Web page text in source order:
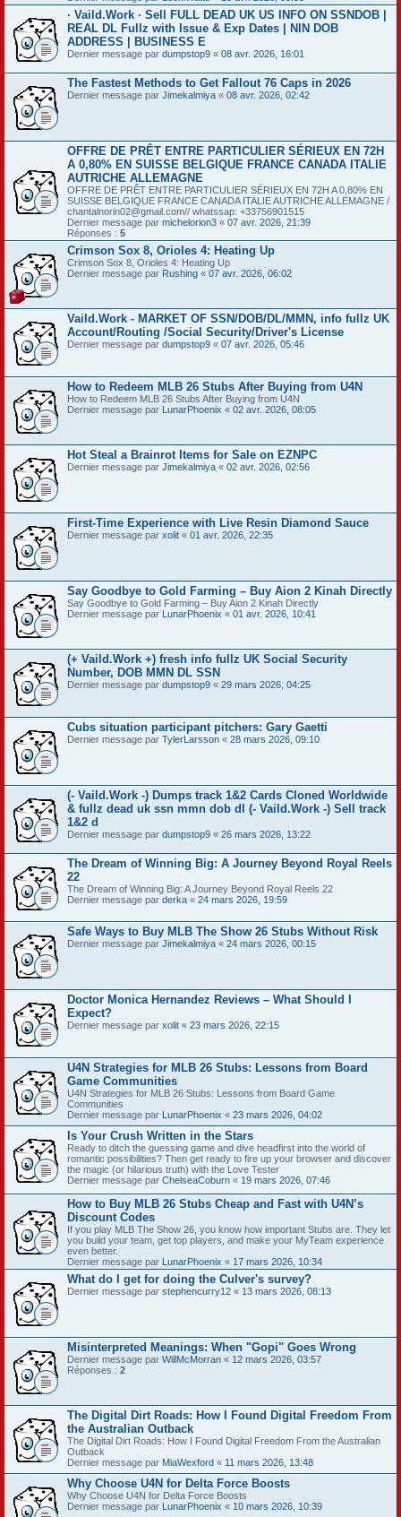
· Vaild.Work · Sell FULL DEAD UK US INFO ON SSNDOB |
REAL DL Fullz with Issue & Exp Dates | NIN DOB
ADDRESS | BUSINESS E
Dernier message par dumpstop9 « 08 avr. 2026, 16:01
The Fastest Methods to Get Fallout 76 Caps in 2026
Dernier message par Jimekalmiya « 08 avr. 2026, 02:42
OFFRE DE PRÊT ENTRE PARTICULIER SÉRIEUX EN 72H
A 0,80% EN SUISSE BELGIQUE FRANCE CANADA ITALIE
AUTRICHE ALLEMAGNE
OFFRE DE PRÊT ENTRE PARTICULIER SÉRIEUX EN 72H A 0,80% EN
SUISSE BELGIQUE FRANCE CANADA ITALIE AUTRICHE ALLEMAGNE /
chantalnorin02@gmail.com// whatssap: +33756901515
Dernier message par michelorion3 « 07 avr. 2026, 21:39
Réponses : 5
Crimson Sox 8, Orioles 4: Heating Up
Crimson Sox 8, Orioles 4: Heating Up
Dernier message par Rushing « 07 avr. 2026, 06:02
Vaild.Work - MARKET OF SSN/DOB/DL/MMN, info fullz UK
Account/Routing /Social Security/Driver's License
Dernier message par dumpstop9 « 07 avr. 2026, 05:46
How to Redeem MLB 26 Stubs After Buying from U4N
How to Redeem MLB 26 Stubs After Buying from U4N
Dernier message par LunarPhoenix « 02 avr. 2026, 08:05
Hot Steal a Brainrot Items for Sale on EZNPC
Dernier message par Jimekalmiya « 02 avr. 2026, 02:56
First-Time Experience with Live Resin Diamond Sauce
Dernier message par xolit « 01 avr. 2026, 22:35
Say Goodbye to Gold Farming – Buy Aion 2 Kinah Directly
Say Goodbye to Gold Farming – Buy Aion 2 Kinah Directly
Dernier message par LunarPhoenix « 01 avr. 2026, 10:41
(+ Vaild.Work +) fresh info fullz UK Social Security
Number, DOB MMN DL SSN
Dernier message par dumpstop9 « 29 mars 2026, 04:25
Cubs situation participant pitchers: Gary Gaetti
Dernier message par TylerLarsson « 28 mars 2026, 09:10
(- Vaild.Work -) Dumps track 1&2 Cards Cloned Worldwide
& fullz dead uk ssn mmn dob dl (- Vaild.Work -) Sell track
1&2 d
Dernier message par dumpstop9 « 26 mars 2026, 13:22
The Dream of Winning Big: A Journey Beyond Royal Reels
22
The Dream of Winning Big: A Journey Beyond Royal Reels 22
Dernier message par derka « 24 mars 2026, 19:59
Safe Ways to Buy MLB The Show 26 Stubs Without Risk
Dernier message par Jimekalmiya « 24 mars 2026, 00:15
Doctor Monica Hernandez Reviews – What Should I
Expect?
Dernier message par xolit « 23 mars 2026, 22:15
U4N Strategies for MLB 26 Stubs: Lessons from Board
Game Communities
U4N Strategies for MLB 26 Stubs: Lessons from Board Game
Communities
Dernier message par LunarPhoenix « 23 mars 2026, 04:02
Is Your Crush Written in the Stars
Ready to ditch the guessing game and dive headfirst into the world of
romantic possibilities? Then get ready to fire up your browser and discover
the magic (or hilarious truth) with the Love Tester
Dernier message par ChelseaCoburn « 19 mars 2026, 07:46
How to Buy MLB 26 Stubs Cheap and Fast with U4N’s
Discount Codes
If you play MLB The Show 26, you know how important Stubs are. They let
you build your team, get top players, and make your MyTeam experience
even better.
Dernier message par LunarPhoenix « 17 mars 2026, 10:34
What do I get for doing the Culver's survey?
Dernier message par stephencurry12 « 13 mars 2026, 08:13
Misinterpreted Meanings: When "Gopi" Goes Wrong
Dernier message par WillMcMorran « 12 mars 2026, 03:57
Réponses : 2
The Digital Dirt Roads: How I Found Digital Freedom From
the Australian Outback
The Digital Dirt Roads: How I Found Digital Freedom From the Australian
Outback
Dernier message par MiaWexford « 11 mars 2026, 13:48
Why Choose U4N for Delta Force Boosts
Why Choose U4N for Delta Force Boosts
Dernier message par LunarPhoenix « 10 mars 2026, 10:39